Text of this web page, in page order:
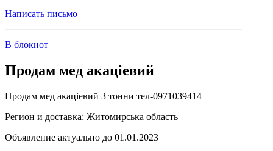
Написать письмо
В блокнот
Продам мед акаціевий
Продам мед акаціевий 3 тонни тел-0971039414
Регион и доставка: Житомирська область
Объявление актуально до 01.01.2023